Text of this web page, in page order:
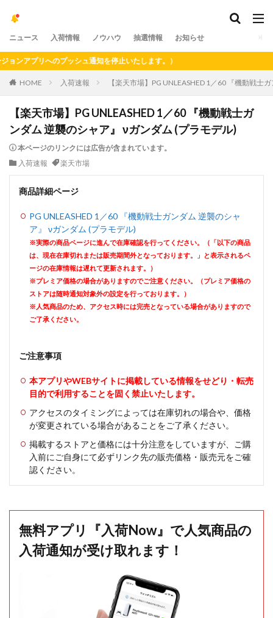
ニュース 入荷情報 ノウハウ 抽選情報 お知らせ
プリへのプッシュ通知を停止いたします。）
HOME 入荷速報 【楽天市場】PG UNLEASHED 1／60 『機動戦士
【楽天市場】PG UNLEASHED 1／60 『機動戦士ガ
ンダム 逆襲のシャア』 νガンダム (プラモデル)
本ページのリンクには広告が含まれています。
入荷速報
楽天市場
商品詳細ページ
PG UNLEASHED 1／60 『機動戦士ガンダム 逆襲のシャ
ア』 νガンダム (プラモデル)
※実際の商品ページに進んで在庫確認を行ってください。（「以下の商品
は、現在在庫切れまたは販売期間外となっております。」と表示されるペ
ージの在庫情報は遅れて更新されます。）
※プレミア価格の場合がありますのでご注意ください。（プレミア価格の
ストアは随時通知対象外の設定を行っております。）
※人気商品のため、アクセス時には完売となっている場合がありますので
ご了承ください。
ご注意事項
本アプリやWEBサイトに掲載している情報をせどり・転売
目的で利用することを固く禁止いたします。
アクセスのタイミングによっては在庫切れの場合や、価格
が変更されている場合があることをご了承ください。
掲載するストアと価格には十分注意をしていますが、ご購
入前にご自身にて必ずリンク先の販売価格・販売元をご確
認ください。
無料アプリ『入荷Now』で人気商品の
入荷通知が受け取れます！